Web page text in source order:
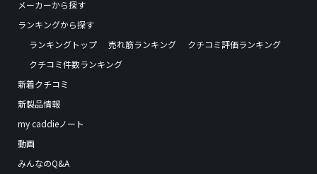
メーカーから探す
ランキングから探す
ランキングトップ
売れ筋ランキング
クチコミ評価ランキング
クチコミ件数ランキング
新着クチコミ
新製品情報
my caddieノート
動画
みんなのQ&A